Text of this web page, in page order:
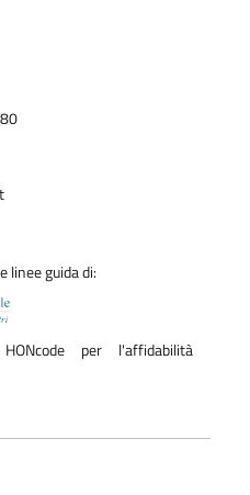
linee guida di:
per l'affidabilità